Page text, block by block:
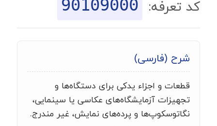
ماشین حساب گمرکی
خدمات رایگان دیگر
کد تعرفه: 90109000
شرح (فارسی)
قطعات و اجزاء يدکی برای دستگاه‌ها و
تجهيزات آزمايشگاه‌های عکاسی يا سينمايی،
نگاتوسکوپ‌ها و پرده‌های نمايش، غیر مندرج.